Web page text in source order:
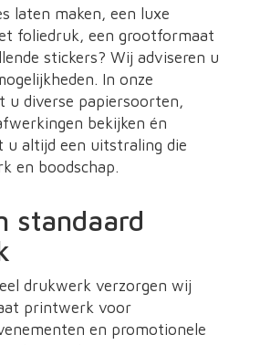
laten maken, een luxe
foliedruk, een grootformaat
stickers? Wij adviseren u
In onze
u diverse papiersoorten,
bekijken én
u altijd een uitstraling die
en boodschap.
standaard
drukwerk verzorgen wij
printwerk voor
en promotionele